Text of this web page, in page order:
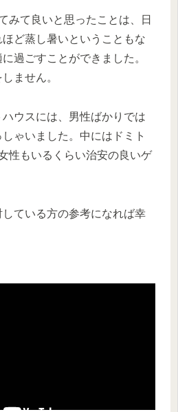
みて良いと思ったことは、日
ど蒸し暑いということもな
過ごすことができました。
ません。
ウスには、男性ばかりでは
ゃいました。中にはドミト
性もいるくらい治安の良いゲ
ている方の参考になれば幸